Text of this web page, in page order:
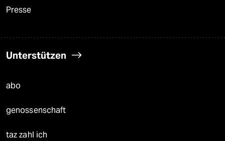
Presse
Unterstützen
abo
genossenschaft
taz zahl ich